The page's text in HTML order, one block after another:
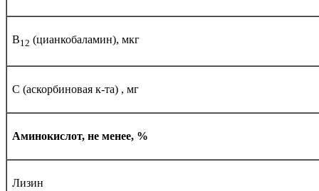
В12 (цианкобаламин), мкг
С (аскорбиновая к-та) , мг
Аминокислот, не менее, %
Лизин